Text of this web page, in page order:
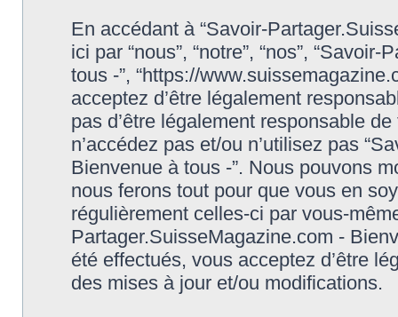
En accédant à “Savoir-
ici par “nous”, “notre”, “nos”,
tous -”, “https://
acceptez d’être légalement
pas d’être légalement responsable
n’accédez pas et/ou n’utilisez pas
Bienvenue à tous -”. Nous pouvons
nous ferons tout pour que vous en
régulièrement celles-ci par vous-
Partager.SuisseMagazine.com -
été effectués, vous acceptez d’être
des mises à jour et/ou modifications.